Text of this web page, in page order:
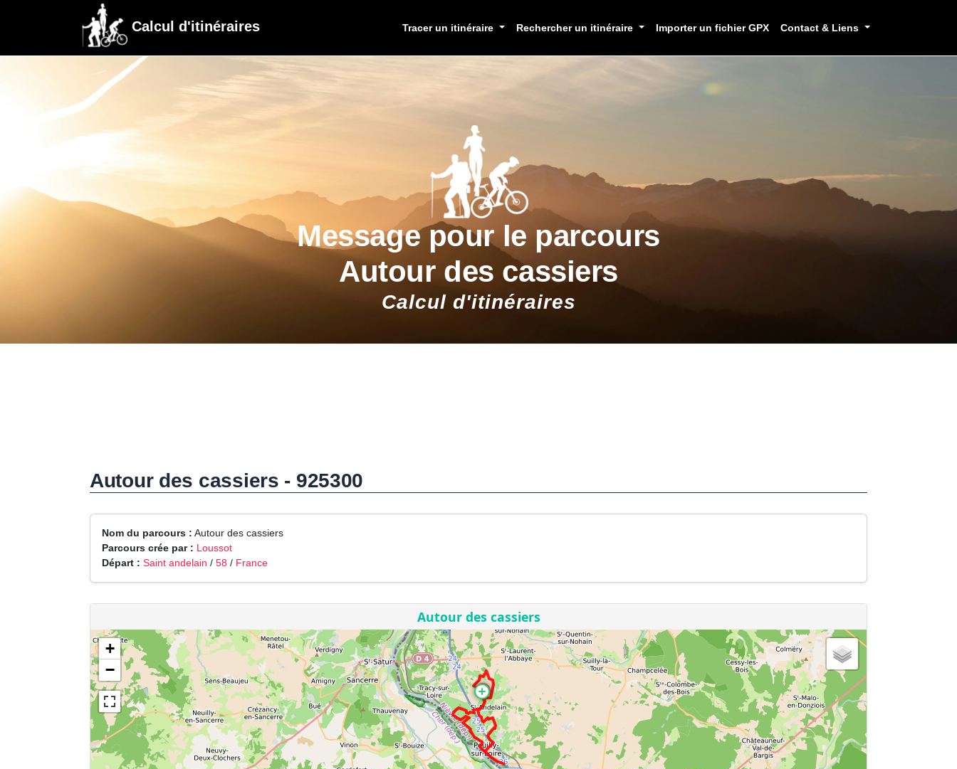
Calcul d'itinéraires Tracer un itinéraire Rechercher un itinéraire Importer un fichier GPX Contact & Liens
Message pour le parcours
Autour des cassiers
Calcul d'itinéraires
Autour des cassiers - 925300
Nom du parcours : Autour des cassiers
Parcours crée par : Loussot
Départ : Saint andelain / 58 / France